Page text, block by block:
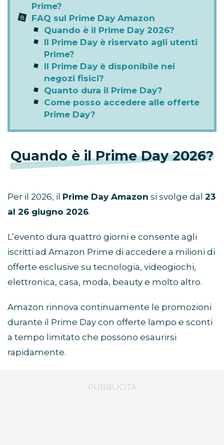
Prime?
FAQ sul Prime Day Amazon
Quando è il Prime Day 2026?
Il Prime Day è riservato agli utenti
Prime?
Il Prime Day è disponibile nei
negozi fisici?
Quanto dura il Prime Day?
Come posso accedere alle offerte
Prime Day?
Quando è il Prime Day 2026?
Per il 2026, il Prime Day Amazon si svolge dal 23
al 26 giugno 2026.
L’evento dura quattro giorni e consente agli
iscritti ad Amazon Prime di accedere a milioni di
offerte esclusive su tecnologia, videogiochi,
elettronica, casa, moda, beauty e molto altro.
Amazon rinnova continuamente le promozioni
durante il Prime Day con offerte lampo e sconti
a tempo limitato che possono esaurirsi
rapidamente.